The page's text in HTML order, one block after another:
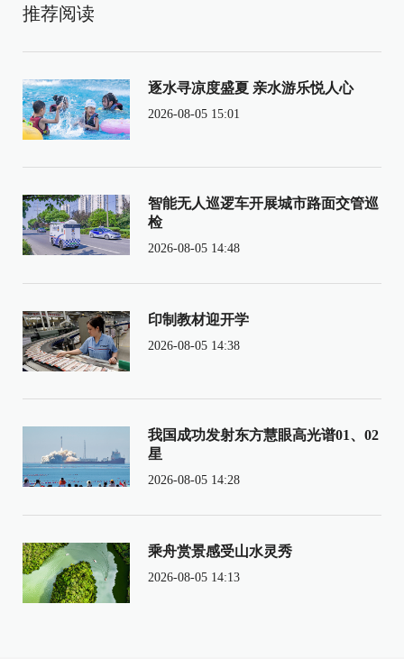
推荐阅读
逐水寻凉度盛夏 亲水游乐悦人心
2026-08-05 15:01
智能无人巡逻车开展城市路面交管巡
检
2026-08-05 14:48
印制教材迎开学
2026-08-05 14:38
我国成功发射东方慧眼高光谱01、02
星
2026-08-05 14:28
乘舟赏景感受山水灵秀
2026-08-05 14:13